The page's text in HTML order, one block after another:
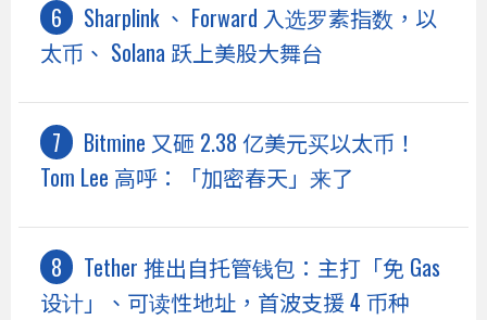
Sharplink 、 Forward 入选罗素指数，以
太币、 Solana 跃上美股大舞台
Bitmine 又砸 2.38 亿美元买以太币！
Tom Lee 高呼：「加密春天」来了
Tether 推出自托管钱包：主打「免 Gas
设计」、可读性地址，首波支援 4 币种